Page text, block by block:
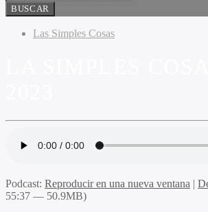
Las Simples Cosas
Podcast: Reproducir en una nueva ventana |
55:37 — 50.9MB)